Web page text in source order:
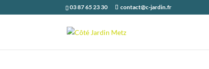
03 87 65 23 30 contact@c-jardin.fr